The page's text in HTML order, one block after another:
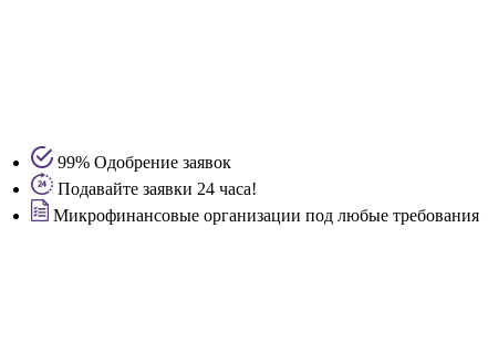
99% Одобрение заявок
Подавайте заявки 24 часа!
Микрофинансовые организации под любые требования